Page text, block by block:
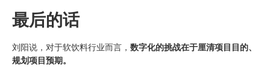
最后的话
刘阳说，对于软饮料行业而言， 数字化的挑战在于厘清项目目的、
规划项目预期。